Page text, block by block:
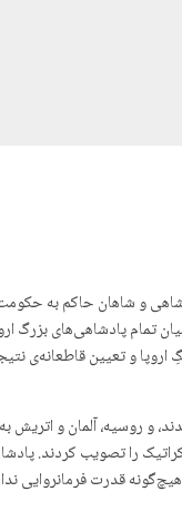
و شاهان حاکم به
سه جمهوری در اروپا وجود داشت -فرانسه، سوئیس
و تعیین قاطعانه‌ی
و روسیه، آلمان و
را تصویب کردند.
هیچ‌گونه قدرت